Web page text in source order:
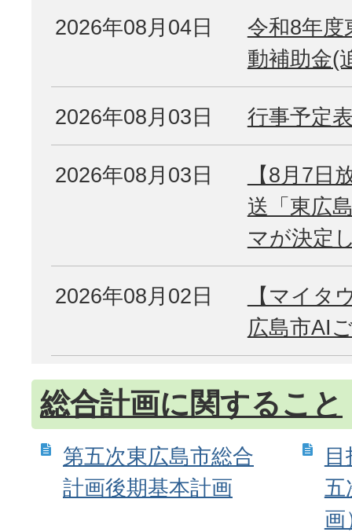
2026年08月04日
令和8年度
動補助金(
2026年08月03日 行事予定
2026年08月03日
【8月7日
送「東広
マが決定
2026年08月02日
【マイタ
広島市AI
総合計画に関すること
第五次東広島市総合
計画後期基本計画
五
画